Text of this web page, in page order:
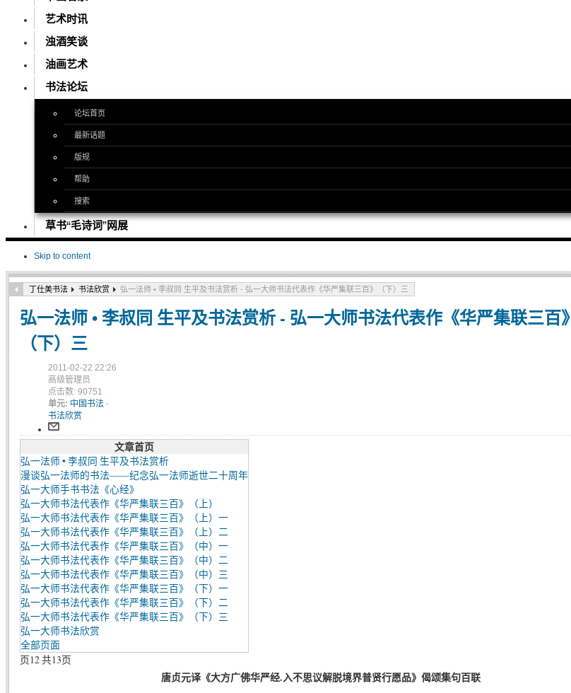
艺术时讯
浊酒笑谈
油画艺术
书法论坛
论坛首页
最新话题
版规
帮助
搜索
草书“毛诗词”网展
Skip to content
丁仕美书法 书法欣赏 弘一法师 • 李叔同 生平及书法赏析 - 弘一大师书法代表作《华严集联三百》（下）三
弘一法师 • 李叔同 生平及书法赏析 - 弘一大师书法代表作《华严集联三百》
（下）三
2011-02-22 22:26
高级管理员
点击数: 90751
单元: 中国书法 -
书法欣赏
文章首页
弘一法师 • 李叔同 生平及书法赏析
漫谈弘一法师的书法——纪念弘一法师逝世二十周年
弘一大师手书书法《心经》
弘一大师书法代表作《华严集联三百》（上）
弘一大师书法代表作《华严集联三百》（上）一
弘一大师书法代表作《华严集联三百》（上）二
弘一大师书法代表作《华严集联三百》（中）一
弘一大师书法代表作《华严集联三百》（中）二
弘一大师书法代表作《华严集联三百》（中）三
弘一大师书法代表作《华严集联三百》（下）一
弘一大师书法代表作《华严集联三百》（下）二
弘一大师书法代表作《华严集联三百》（下）三
弘一大师书法欣赏
全部页面
页12 共13页
唐贞元译《大方广佛华严经.入不思议解脱境界普贤行愿品》偈颂集句百联